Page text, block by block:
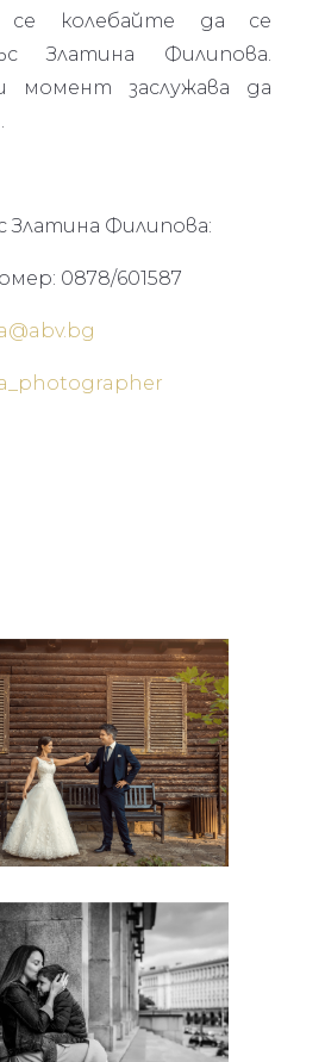
се колебайте да се
Златина Филипова.
момент заслужава да
Златина Филипова:
0878/601587